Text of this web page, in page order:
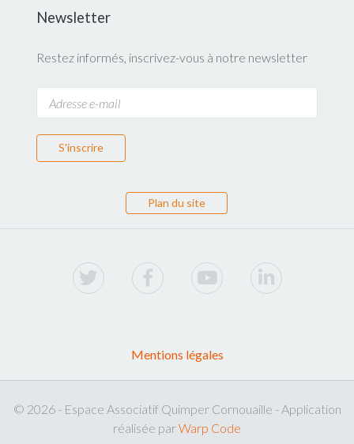
Newsletter
Restez informés, inscrivez-vous à notre newsletter
S'inscrire
Plan du site
Mentions légales
© 2026 - Espace Associatif Quimper Cornouaille - Application
réalisée parWarp Code